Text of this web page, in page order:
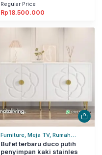
Regular Price
Rp18.500.000
Furniture, Meja TV, Rumah
Tangga
Bufet terbaru duco putih
penyimpan kaki stainles